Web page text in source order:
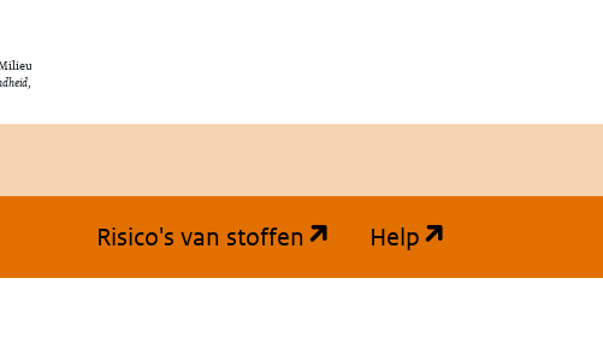
Risico's van stoffen (opent in een nieuw
Help